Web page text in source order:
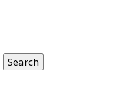
Search